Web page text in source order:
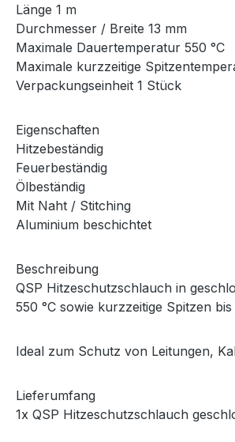
Länge 1 m
Durchmesser / Breite 13 mm
Maximale Dauertemperatur 550 °C
Maximale kurzzeitige
Verpackungseinheit 1 Stück
Eigenschaften
Hitzebeständig
Feuerbeständig
Ölbeständig
Mit Naht / Stitching
Aluminium beschichtet
Beschreibung
QSP Hitzeschutzschlauch in
550 °C sowie kurzzeitige Spitzen bis
Ideal zum Schutz von Leitungen,
Lieferumfang
1x QSP Hitzeschutzschlauch